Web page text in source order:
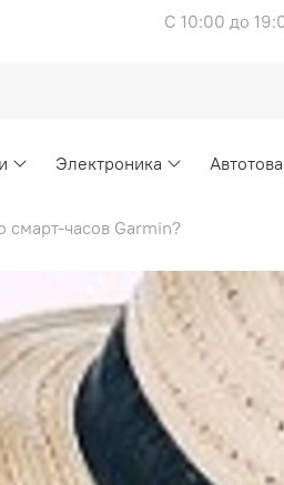
С 10:00 до
Электроника
часов Garmin?